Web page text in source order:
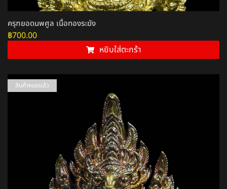
ครุฑยอดนพศูล เนื้อทองระฆัง
฿700.00
หยิบใส่ตะกร้า
สินค้าหมดแล้ว